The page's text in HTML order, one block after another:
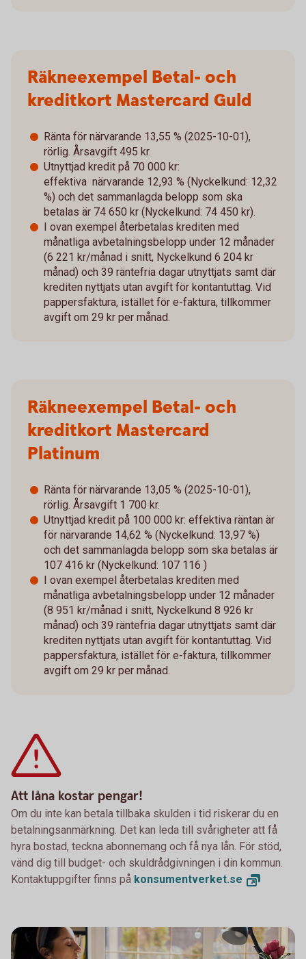
Räkneexempel Betal- och
kreditkort Mastercard Guld
Ränta för närvarande 13,55 % (2025-10-01),
rörlig. Årsavgift 495 kr.
Utnyttjad kredit på 70 000 kr:
effektiva närvarande 12,93 % (Nyckelkund: 12,32
%) och det sammanlagda belopp som ska
betalas är 74 650 kr (Nyckelkund: 74 450 kr).
I ovan exempel återbetalas krediten med
månatliga avbetalningsbelopp under 12 månader
(6 221 kr/månad i snitt, Nyckelkund 6 204 kr
månad) och 39 räntefria dagar utnyttjats samt där
krediten nyttjats utan avgift för kontantuttag. Vid
pappersfaktura, istället för e-faktura, tillkommer
avgift om 29 kr per månad.
Räkneexempel Betal- och
kreditkort Mastercard
Platinum
Ränta för närvarande 13,05 % (2025-10-01),
rörlig. Årsavgift 1 700 kr.
Utnyttjad kredit på 100 000 kr: effektiva räntan är
för närvarande 14,62 % (Nyckelkund: 13,97 %)
och det sammanlagda belopp som ska betalas är
107 416 kr (Nyckelkund: 107 116 )
I ovan exempel återbetalas krediten med
månatliga avbetalningsbelopp under 12 månader
(8 951 kr/månad i snitt, Nyckelkund 8 926 kr
månad) och 39 räntefria dagar utnyttjats samt där
krediten nyttjats utan avgift för kontantuttag. Vid
pappersfaktura, istället för e-faktura, tillkommer
avgift om 29 kr per månad.
Att låna kostar pengar!
Om du inte kan betala tillbaka skulden i tid riskerar du en
betalningsanmärkning. Det kan leda till svårigheter att få
hyra bostad, teckna abonnemang och få nya lån. För stöd,
vänd dig till budget- och skuldrådgivningen i din kommun.
Kontaktuppgifter finns på konsumentverket.se